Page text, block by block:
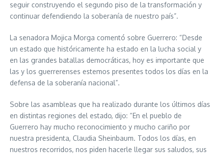
seguir construyendo el segundo piso de la transformación y
continuar defendiendo la soberanía de nuestro país”.
La senadora Mojica Morga comentó sobre Guerrero: “Desde
un estado que históricamente ha estado en la lucha social y
en las grandes batallas democráticas, hoy es importante que
las y los guerrerenses estemos presentes todos los días en la
defensa de la soberanía nacional”.
Sobre las asambleas que ha realizado durante los últimos días
en distintas regiones del estado, dijo: “En el pueblo de
Guerrero hay mucho reconocimiento y mucho cariño por
nuestra presidenta, Claudia Sheinbaum. Todos los días, en
nuestros recorridos, nos piden hacerle llegar sus saludos, sus